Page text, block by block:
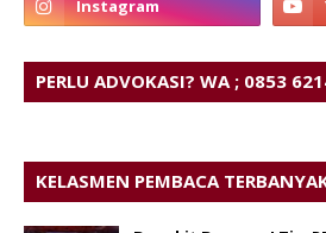
PERLU ADVOKASI? WA ; 0853
KELASMEN PEMBACA